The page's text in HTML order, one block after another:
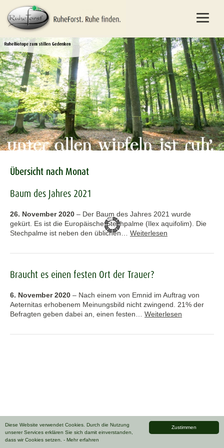
Zustimmen
Diese Website verwendet Cookies. Durch die Nutzung
unserer Services erklären Sie sich damit einverstanden,
dass wir Cookies setzen. - Mehr erfahren
Übersicht nach Monat
Baum des Jahres 2021
26. November 2020 – Der Baum des Jahres 2021 wurde
gekürt. Es ist die Europäische Stechpalme (Ilex aquifolim). Die
Stechpalme ist neben den üblichen… Weiterlesen
Braucht es einen festen Ort der Trauer?
6. November 2020 – Nach einem von Emnid im Auftrag von
Aeternitas erhobenem Meinungsbild nicht zwingend. 21% der
Befragten geben dabei an, einen festen… Weiterlesen